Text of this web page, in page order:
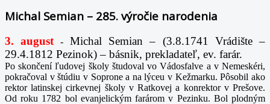
Michal Semian – 285. výročie narodenia
3. august -Michal Semian – (3.8.1741 Vrádište –
29.4.1812 Pezinok) – básnik, prekladateľ, ev. farár.
Po skončení ľudovej školy študoval vo Vádosfalve a v Nemeskéri,
pokračoval v štúdiu v Soprone a na lýceu v Kežmarku. Pôsobil ako
rektor latinskej cirkevnej školy v Ratkovej a konrektor v Prešove.
Od roku 1782 bol evanjelickým farárom v Pezinku. Bol plodným